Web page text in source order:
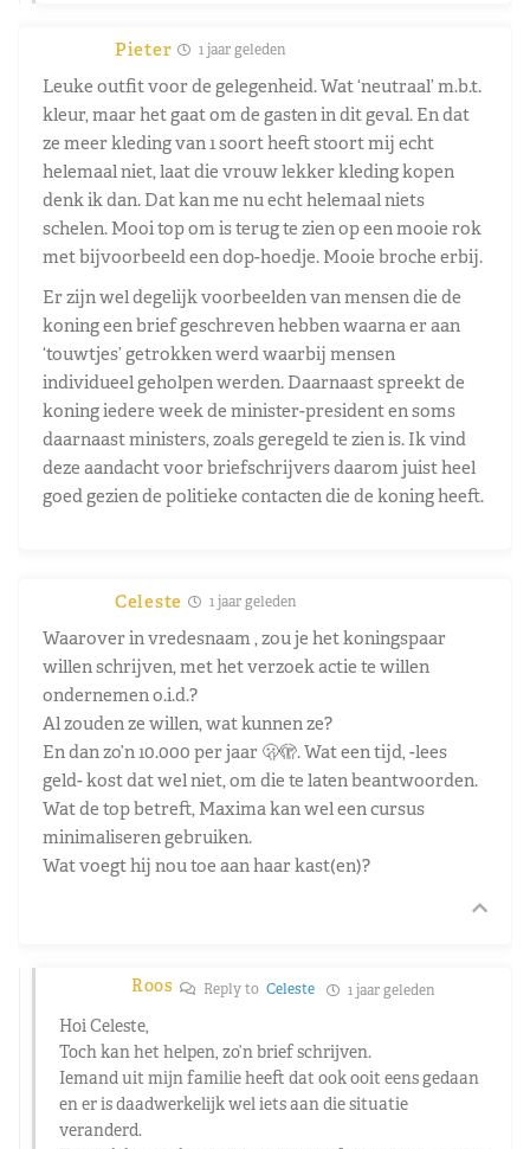
Pieter 1 jaar geleden
Leuke outfit voor de gelegenheid. Wat ‘neutraal’ m.b.t.
kleur, maar het gaat om de gasten in dit geval. En dat
ze meer kleding van 1 soort heeft stoort mij echt
helemaal niet, laat die vrouw lekker kleding kopen
denk ik dan. Dat kan me nu echt helemaal niets
schelen. Mooi top om is terug te zien op een mooie rok
met bijvoorbeeld een dop-hoedje. Mooie broche erbij.
Er zijn wel degelijk voorbeelden van mensen die de
koning een brief geschreven hebben waarna er aan
‘touwtjes’ getrokken werd waarbij mensen
individueel geholpen werden. Daarnaast spreekt de
koning iedere week de minister-president en soms
daarnaast ministers, zoals geregeld te zien is. Ik vind
deze aandacht voor briefschrijvers daarom juist heel
goed gezien de politieke contacten die de koning heeft.
Celeste 1 jaar geleden
Waarover in vredesnaam , zou je het koningspaar
willen schrijven, met het verzoek actie te willen
ondernemen o.i.d.?
Al zouden ze willen, wat kunnen ze?
En dan zo’n 10.000 per jaar 🫢🫣. Wat een tijd, -lees
geld- kost dat wel niet, om die te laten beantwoorden.
Wat de top betreft, Maxima kan wel een cursus
minimaliseren gebruiken.
Wat voegt hij nou toe aan haar kast(en)?
Roos Reply to Celeste 1 jaar geleden
Hoi Celeste,
Toch kan het helpen, zo’n brief schrijven.
Iemand uit mijn familie heeft dat ook ooit eens gedaan
en er is daadwerkelijk wel iets aan die situatie
veranderd.